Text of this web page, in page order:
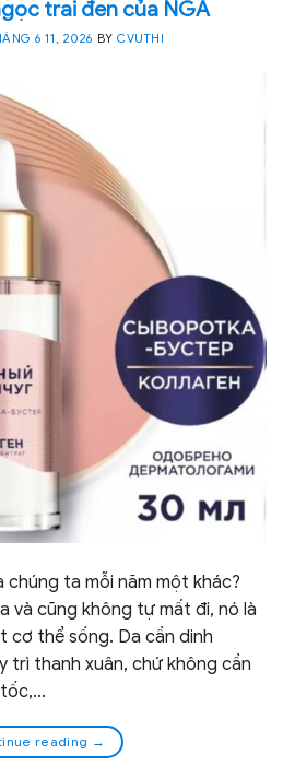
trai đen của NGA
6 11, 2026 BYCVUTHI
chúng ta mỗi năm một khác?
và cũng không tự mất đi, nó là
cơ thể sống. Da cần dinh
trì thanh xuân, chứ không cần
tốc,…
reading →